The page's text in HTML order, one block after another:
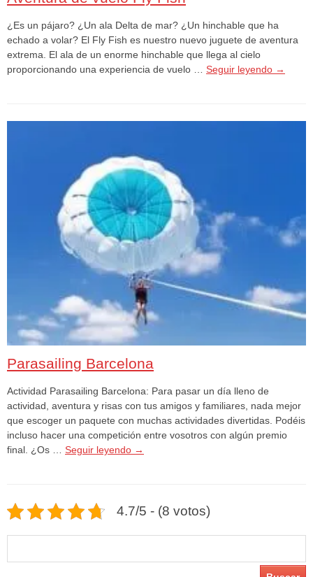
¿Es un pájaro? ¿Un ala Delta de mar? ¿Un hinchable que ha
echado a volar? El Fly Fish es nuestro nuevo juguete de aventura
extrema. El ala de un enorme hinchable que llega al cielo
proporcionando una experiencia de vuelo … Seguir leyendo →
Parasailing Barcelona
Actividad Parasailing Barcelona: Para pasar un día lleno de
actividad, aventura y risas con tus amigos y familiares, nada mejor
que escoger un paquete con muchas actividades divertidas. Podéis
incluso hacer una competición entre vosotros con algún premio
final. ¿Os … Seguir leyendo →
4.7/5 - (8 votos)